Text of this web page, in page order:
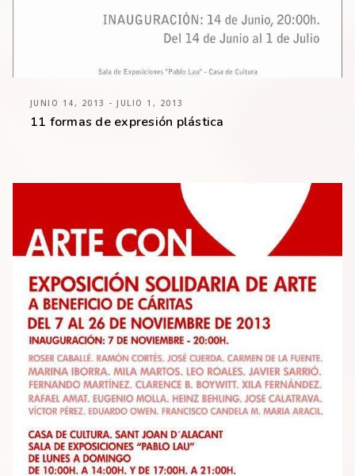
JUNIO 14, 2013 - JULIO 1, 2013
11 formas de expresión plástica